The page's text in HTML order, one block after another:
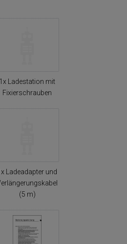
1x Ladestation mit
Fixierschrauben
Ladeadapter und
(5 m)